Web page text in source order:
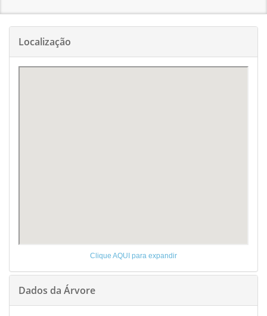
Localização
Clique AQUI para expandir
Dados da Árvore